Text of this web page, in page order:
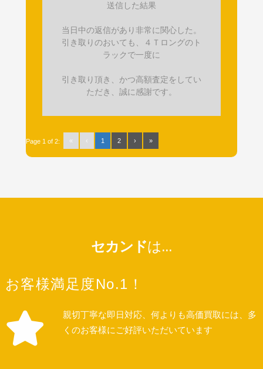
送信した結果
当日中の返信があり非常に関心した。
引き取りのおいても、４Ｔロングのト
ラックで一度に
引き取り頂き、かつ高額査定をしてい
ただき、誠に感謝です。
Page 1 of 2: « ‹ 1 2 › »
セカンドは...
お客様満足度No.1！
親切丁寧な即日対応、何よりも高価買取には、多
くのお客様にご好評いただいています